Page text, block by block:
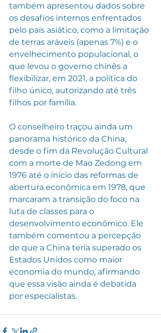
também apresentou dados sobre
os desafios internos enfrentados
pelo país asiático, como a limitação
de terras aráveis (apenas 7%) e o
envelhecimento populacional, o
que levou o governo chinês a
flexibilizar, em 2021, a política do
filho único, autorizando até três
filhos por família.
O conselheiro traçou ainda um
panorama histórico da China,
desde o fim da Revolução Cultural
com a morte de Mao Zedong em
1976 até o início das reformas de
abertura econômica em 1978, que
marcaram a transição do foco na
luta de classes para o
desenvolvimento econômico. Ele
também comentou a percepção
de que a China teria superado os
Estados Unidos como maior
economia do mundo, afirmando
que essa visão ainda é debatida
por especialistas.